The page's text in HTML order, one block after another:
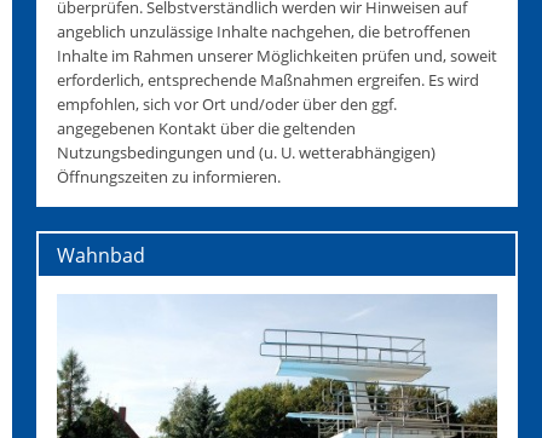
überprüfen. Selbstverständlich werden wir Hinweisen auf
angeblich unzulässige Inhalte nachgehen, die betroffenen
Inhalte im Rahmen unserer Möglichkeiten prüfen und, soweit
erforderlich, entsprechende Maßnahmen ergreifen. Es wird
empfohlen, sich vor Ort und/oder über den ggf.
angegebenen Kontakt über die geltenden
Nutzungsbedingungen und (u. U. wetterabhängigen)
Öffnungszeiten zu informieren.
Wahnbad